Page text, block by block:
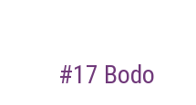
#17 Bodo